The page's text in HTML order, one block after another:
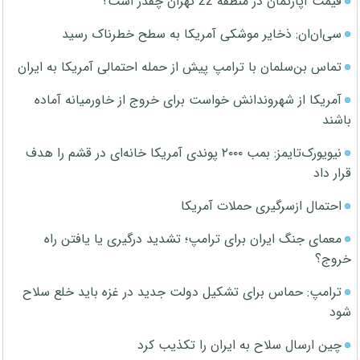
سی‌ان‌ان: ذخایر موشکی آمریکا به سطح خطرناک رسید
تماس بن‌سلمان با ترامپ پیش از حمله احتمالی آمریکا به ایران
آمریکا از شهروندانش خواست برای خروج از خاورمیانه آماده
باشند
نیویورک‌تایمز: بمب ۲۰۰۰ پوندی آمریکا خانه‌ای در قشم را هدف
قرار داد
احتمال ازسرگیری حملات آمریکا
معمای جنگ ایران برای ترامپ؛ تشدید درگیری یا یافتن راه
خروج؟
ترامپ: حماس برای تشکیل دولت جدید در غزه باید خلع سلاح
شود
چین ارسال سلاح به ایران را تکذیب کرد